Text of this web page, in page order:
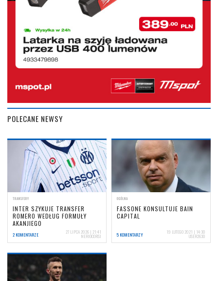
POLECANE NEWSY
TRANSFERY
INTER SZYKUJE TRANSFER
ROMERO WEDŁUG FORMUŁY
AKANJIEGO
2 KOMENTARZE 27 LIPCA 2026 | 21:41
NERIOCORSI
OGÓLNA
FASSONE KONSULTUJE BAIN
CAPITAL
5 KOMENTARZY 19 LUTEGO 2021 | 14:30
USER2630